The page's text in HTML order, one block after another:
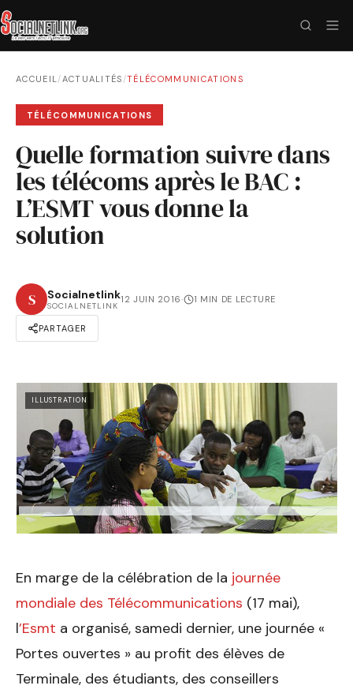
ACCUEIL/ACTUALITÉS /TÉLÉCOMMUNICATIONS
TÉLÉCOMMUNICATIONS
Quelle formation suivre dans
les télécoms après le BAC :
L’ESMT vous donne la
solution
S Socialnetlink
SOCIALNETLINK
12 JUIN 2016· 1 MIN DE LECTURE
PARTAGER
ILLUSTRATION
En marge de la célébration de la journée
mondiale des Télécommunications (17 mai),
l’Esmt a organisé, samedi dernier, une journée «
Portes ouvertes » au profit des élèves de
Terminale, des étudiants, des conseillers